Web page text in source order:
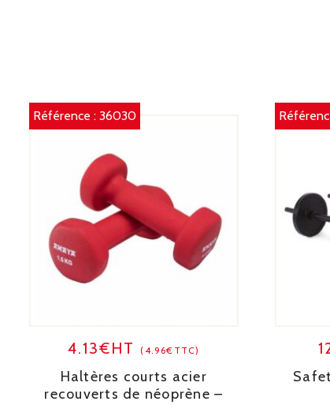
Référence : 36030
4.13€HT(4.96€TTC)
Haltères courts acier
recouverts de néoprène –